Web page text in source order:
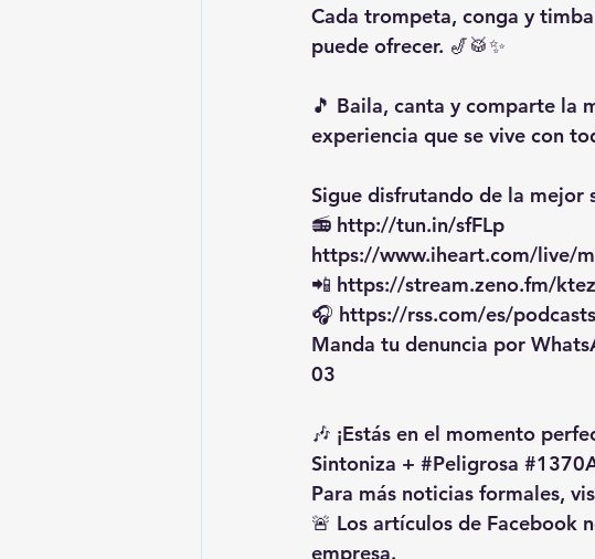
Cada trompeta, conga y
puede ofrecer. 🎷🥁✨
🎵 Baila, canta y comparte la
experiencia que se vive con
Sigue disfrutando de la mejor
📻 http://tun.in/sfFLp
https://www.iheart.com/live/
📲 https://stream.zeno.fm/
🎧 https://rss.com/es/
Manda tu denuncia por
03
🎶 ¡Estás en el momento
Sintoniza + #Peligrosa
Para más noticias formales,
🚨 Los artículos de Facebook
empresa.